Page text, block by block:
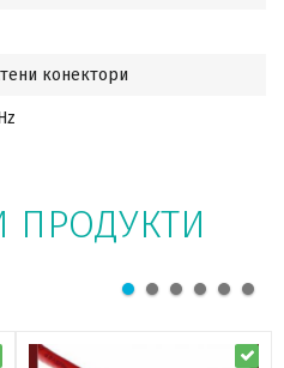
конектори
ПРОДУКТИ